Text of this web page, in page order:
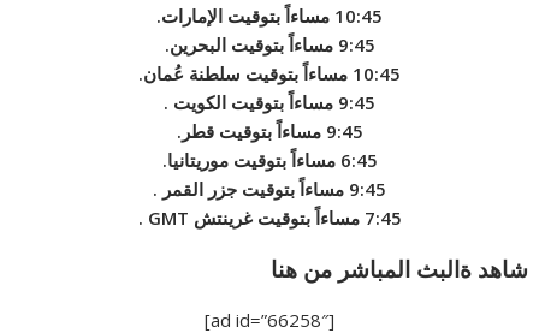
10:45 مساءاً بتوقيت الإمارات.
9:45 مساءاً بتوقيت البحرين.
10:45 مساءاً بتوقيت سلطنة عُمان.
9:45 مساءاً بتوقيت الكويت .
9:45 مساءاً بتوقيت قطر.
6:45 مساءاً بتوقيت موريتانيا.
9:45 مساءاً بتوقيت جزر القمر .
7:45 مساءاً بتوقيت غرينتش GMT .
شاهد ةالبث المباشر من هنا
[ad id=”66258″]